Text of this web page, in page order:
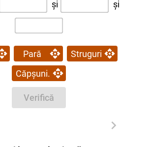
și și
Pară
Struguri
Căpșuni.
Verifică